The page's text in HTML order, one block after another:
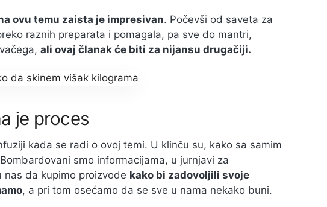
ovu temu zaista je impresivan. Počevši od saveta za
raznih preparata i pomagala, pa sve do mantri,
ali ovaj članak će biti za nijansu drugačiji.
je proces
kada se radi o ovoj temi. U klinču su, kako sa samim
smo informacijama, u jurnjavi za
da kupimo proizvode kako bi zadovoljili svoje
, a pri tom osećamo da se sve u nama nekako buni.